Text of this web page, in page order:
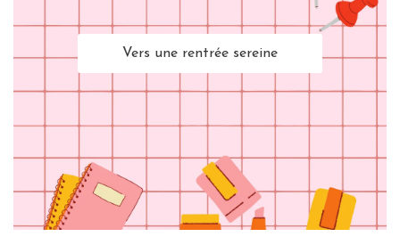
Vers une rentrée sereine